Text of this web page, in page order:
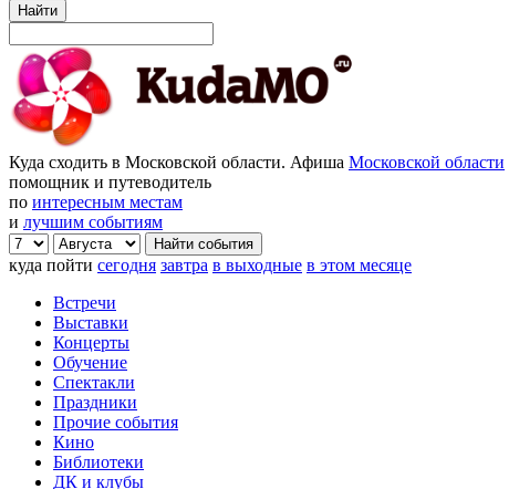
Найти
Куда сходить в Московской области. Афиша Московской области
помощник и путеводитель
по интересным местам
и лучшим событиям
куда пойти сегодня завтра в выходные в этом месяце
Встречи
Выставки
Концерты
Обучение
Спектакли
Праздники
Прочие события
Кино
Библиотеки
ДК и клубы